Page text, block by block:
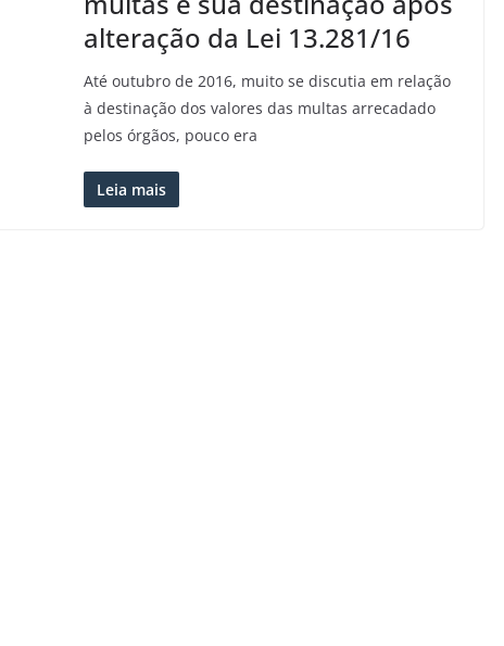
alteração da Lei 13.281/16
Até outubro de 2016, muito se discutia em relação
à destinação dos valores das multas arrecadado
pelos órgãos, pouco era
Leia mais